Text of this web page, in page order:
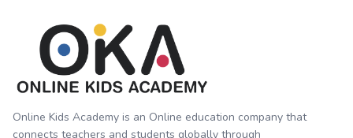
Online Kids Academy is an Online education company that
connects teachers and students globally through